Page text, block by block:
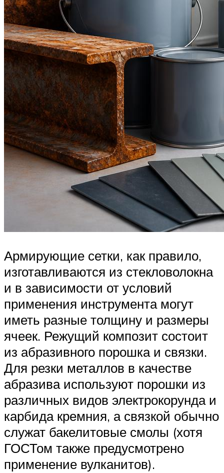
Армирующие сетки, как правило,
изготавливаются из стекловолокна
и в зависимости от условий
применения инструмента могут
иметь разные толщину и размеры
ячеек. Режущий композит состоит
из абразивного порошка и связки.
Для резки металлов в качестве
абразива используют порошки из
различных видов электрокорунда и
карбида кремния, а связкой обычно
служат бакелитовые смолы (хотя
ГОСТом также предусмотрено
применение вулканитов).